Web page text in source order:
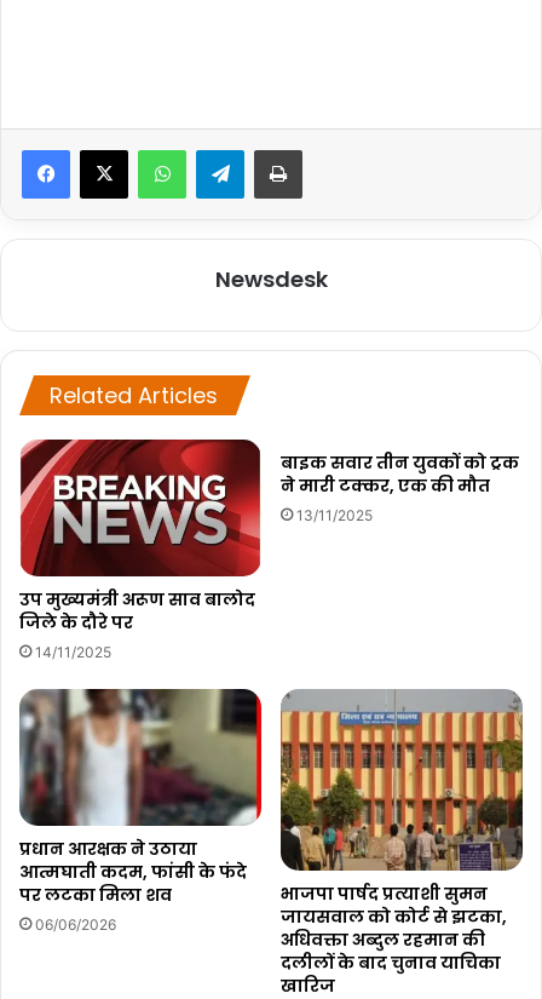
Telegram
Newsdesk
Related Articles
उप मुख्यमंत्री अरूण साव बालोद
जिले के दौरे पर
14/11/2025
बाइक सवार तीन युवकों को ट्रक
ने मारी टक्कर, एक की मौत
13/11/2025
प्रधान आरक्षक ने उठाया
आत्मघाती कदम, फांसी के फंदे
पर लटका मिला शव
06/06/2026
भाजपा पार्षद प्रत्याशी सुमन
जायसवाल को कोर्ट से झटका,
अधिवक्ता अब्दुल रहमान की
दलीलों के बाद चुनाव याचिका
खारिज